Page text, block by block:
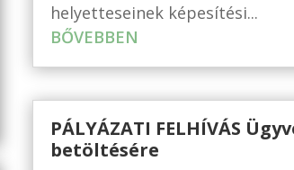
helyetteseinek képesítési...
BŐVEBBEN
PÁLYÁZATI FELHÍVÁS
betöltésére